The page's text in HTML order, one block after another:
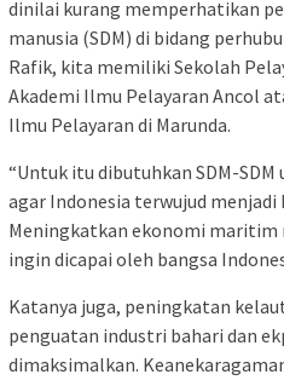
dinilai kurang memperhatikan
manusia (SDM) di bidang
Rafik, kita memiliki Sekolah
Akademi Ilmu Pelayaran Ancol
Ilmu Pelayaran di Marunda.
“Untuk itu dibutuhkan SDM-
agar Indonesia terwujud menjadi
Meningkatkan ekonomi maritim
ingin dicapai oleh bangsa
Katanya juga, peningkatan
penguatan industri bahari dan
dimaksimalkan.